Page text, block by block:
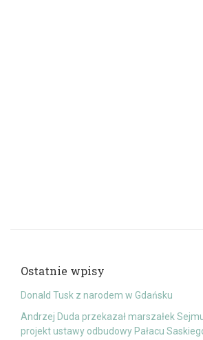
Ostatnie wpisy
Donald Tusk z narodem w Gdańsku
Andrzej Duda przekazał marszałek
projekt ustawy odbudowy Pałacu